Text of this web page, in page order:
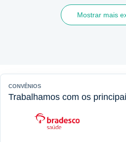
Mostrar mais
CONVÊNIOS
Trabalhamos com os